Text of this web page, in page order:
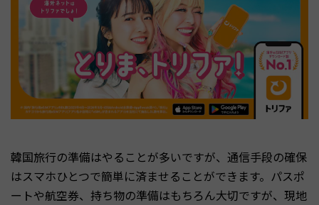
韓国旅行の準備はやることが多いですが、通信手段の確保
はスマホひとつで簡単に済ませることができます。パスポ
ートや航空券、持ち物の準備はもちろん大切ですが、現地